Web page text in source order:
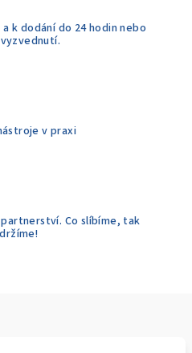
k dodání do 24 hodin nebo
v praxi
Co slíbíme, tak